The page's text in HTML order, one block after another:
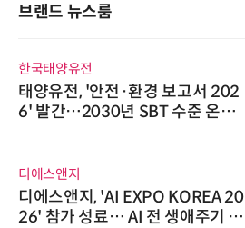
브랜드 뉴스룸
한국태양유전
태양유전, '안전·환경 보고서 202
6' 발간…2030년 SBT 수준 온실
디에스앤지
디에스앤지, 'AI EXPO KOREA 20
26' 참가 성료… AI 전 생애주기 아